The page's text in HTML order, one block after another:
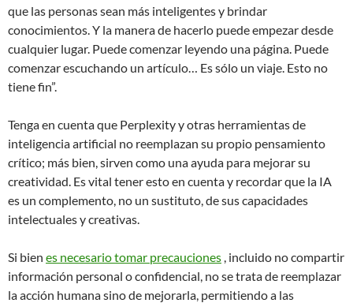
que las personas sean más inteligentes y brindar
conocimientos. Y la manera de hacerlo puede empezar desde
cualquier lugar. Puede comenzar leyendo una página. Puede
comenzar escuchando un artículo… Es sólo un viaje. Esto no
tiene fin”.
Tenga en cuenta que Perplexity y otras herramientas de
inteligencia artificial no reemplazan su propio pensamiento
crítico; más bien, sirven como una ayuda para mejorar su
creatividad. Es vital tener esto en cuenta y recordar que la IA
es un complemento, no un sustituto, de sus capacidades
intelectuales y creativas.
Si bien es necesario tomar precauciones , incluido no compartir
información personal o confidencial, no se trata de reemplazar
la acción humana sino de mejorarla, permitiendo a las